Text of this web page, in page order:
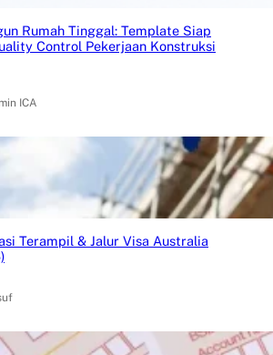
Rumah Tinggal: Template Siap
Control Pekerjaan Konstruksi
ICA
Terampil & Jalur Visa Australia